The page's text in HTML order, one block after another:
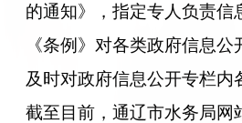
的通知》，指定专人负责信
《条例》对各类政府信息公
及时对政府信息公开专栏内
截至目前，通辽市水务局网